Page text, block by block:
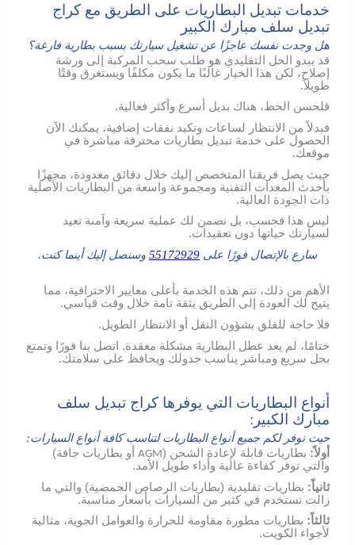
خدمات تبديل البطاريات على الطريق مع كراج
تبديل سلف مبارك الكبير
هل وجدت نفسك عاجزًا عن تشغيل سيارتك بسبب بطارية فارغة؟
قد يبدو الحل التقليدي هو طلب سحب المركبة إلى ورشة
إصلاح، لكن هذا الخيار غالبًا ما يكون مكلفًا ويستغرق وقتًا
طويلاً.
فلحسن الحظ، هناك بديل أسرع وأكثر فعالية.
فبدلاً من الانتظار لساعات وتكبد نفقات إضافية، يمكنك الآن
الحصول على خدمة تبديل بطاريات محترفة مباشرة في
موقعك.
حيث يصل فريقنا المتخصص إليك خلال دقائق معدودة، مجهزًا
بأحدث المعدات التقنية ومجموعة واسعة من البطاريات الأصلية
ذات الجودة العالية.
ليس هذا فحسب، بل نضمن لك عملية سريعة وآمنة تعيد
لسيارتك حياتها دون تعقيدات.
سارع بالإتصال فورًا على 55172929 وسنصل إليك أينما كنت.
الأهم من ذلك، تتم هذه الخدمة بأعلى معايير الاحترافية، مما
يتيح لك العودة إلى الطريق بثقة تامة خلال وقت قياسي.
فلا حاجة للقلق بشؤون النقل أو الانتظار الطويل.
ختامًا، لم يعد عطل البطارية مشكلة معقدة. اتصل بنا فورًا وتمتع
بحل سريع ومباشر يناسب جدولك ويحافظ على سلامتك.
أنواع البطاريات التي يوفرها كراج تبديل سلف
مبارك الكبير:
حيث نوفر لكم جميع أنواع البطاريات لتناسب كافة أنواع السيارات:
أولاً: بطاريات قابلة لإعادة الشحن (AGM أو بطاريات جافة)
والتي توفر كفاءة عالية وأداء طويل الأمد.
ثانياً: بطاريات تقليدية (بطاريات الرصاص الحمضية) والتي ما
زالت تستخدم في كثير من السيارات بأسعار مناسبة.
ثالثاً: بطاريات مطورة مقاومة للحرارة والعوامل الجوية، مثالية
لأجواء الكويت.